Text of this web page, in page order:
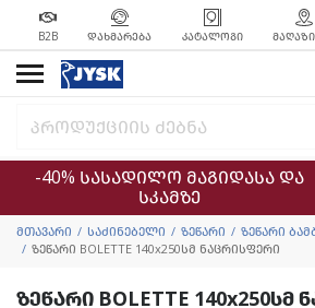
B2B ᲓᲐᲮᲛᲐᲠᲔᲑᲐ ᲙᲐᲢᲐᲚᲝᲒᲘ
-40% სასადილო მაგიდასა და
სკამზე
მთავარი საძინებელი ზეწარი
ზეწარი
ზეწარი BOLETTE 140x250სმ ნაცრისფერი
ზეწარი BOLETTE 140x250სმ